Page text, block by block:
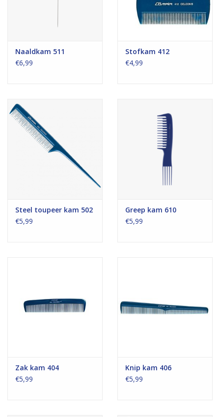
Naaldkam 511
€6,99
Stofkam 412
€4,99
Steel toupeer kam 502
€5,99
Greep kam 610
€5,99
Zak kam 404
€5,99
Knip kam 406
€5,99